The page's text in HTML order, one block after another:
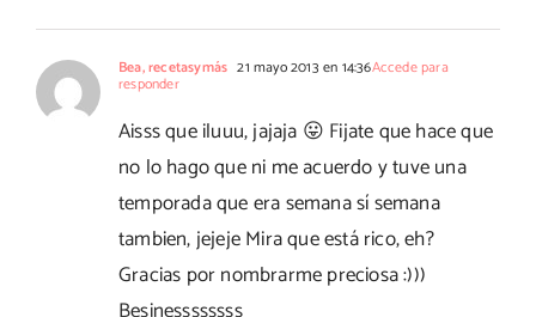
Bea, recetasymás 21 mayo 2013 en 14:36Accede para
responder
Aisss que iluuu, jajaja 😛 Fijate que hace que
no lo hago que ni me acuerdo y tuve una
temporada que era semana sí semana
tambien, jejeje Mira que está rico, eh?
Gracias por nombrarme preciosa :)))